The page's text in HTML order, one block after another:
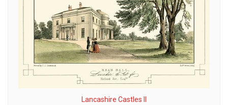
Lancashire Castles II